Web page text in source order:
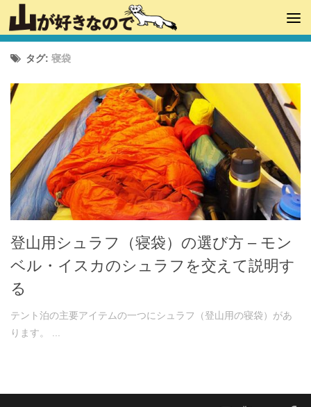
タグ: 寝袋
登山用シュラフ（寝袋）の選び方 – モン
ベル・イスカのシュラフを交えて説明す
る
テント泊の主要アイテムの一つにシュラフ（登山用の寝袋）があ
ります。 ...